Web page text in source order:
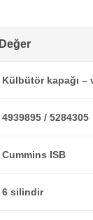
Değer
Külbütör kapağı –
4939895 / 5284305
Cummins ISB
6 silindir